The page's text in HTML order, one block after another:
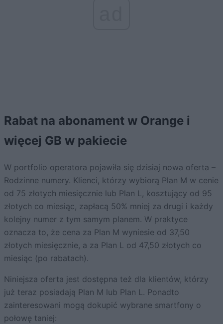
Rabat na abonament w Orange i
więcej GB w pakiecie
W portfolio operatora pojawiła się dzisiaj nowa oferta –
Rodzinne numery. Klienci, którzy wybiorą Plan M w cenie
od 75 złotych miesięcznie lub Plan L, kosztujący od 95
złotych co miesiąc, zapłacą 50% mniej za drugi i każdy
kolejny numer z tym samym planem. W praktyce
oznacza to, że cena za Plan M wyniesie od 37,50
złotych miesięcznie, a za Plan L od 47,50 złotych co
miesiąc (po rabatach).
Niniejsza oferta jest dostępna też dla klientów, którzy
już teraz posiadają Plan M lub Plan L. Ponadto
zainteresowani mogą dokupić wybrane smartfony o
połowę taniej: